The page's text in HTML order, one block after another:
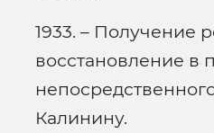
1933. – Получение
восстановление в
Калинину.